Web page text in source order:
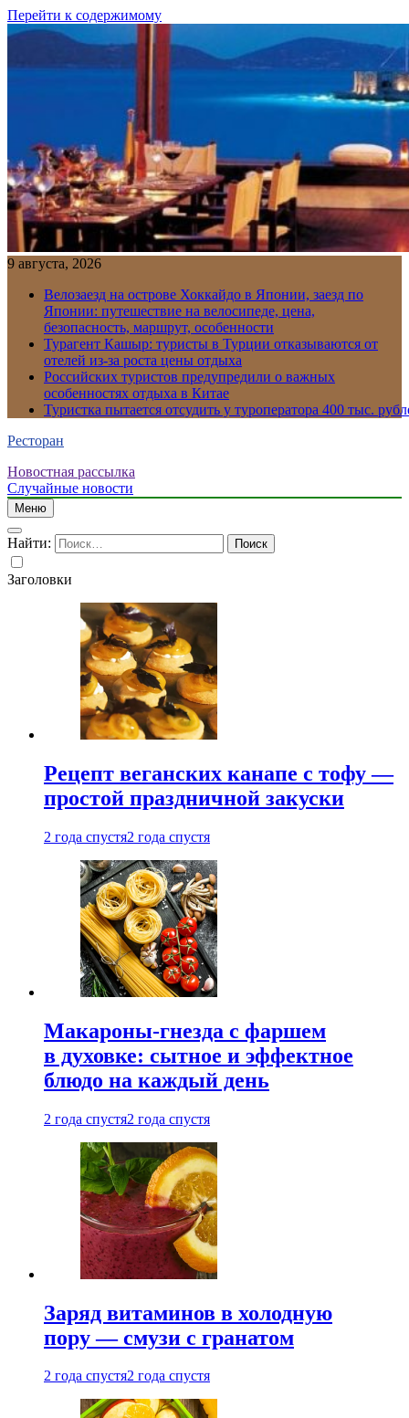
Перейти к содержимому
9 августа, 2026
Велозаезд на острове Хоккайдо в Японии, заезд по
Японии: путешествие на велосипеде, цена,
безопасность, маршрут, особенности
Турагент Кашыр: туристы в Турции отказываются от
отелей из-за роста цены отдыха
Российских туристов предупредили о важных
особенностях отдыха в Китае
Туристка пытается отсудить у туроператора 400 тыс.
Ресторан
Новостная рассылка
Случайные новости
Меню
Найти:
Заголовки
Рецепт веганских канапе с тофу —
простой праздничной закуски
2 года спустя2 года спустя
Макароны-гнезда с фаршем
в духовке: сытное и эффектное
блюдо на каждый день
2 года спустя2 года спустя
Заряд витаминов в холодную
пору — смузи с гранатом
2 года спустя2 года спустя